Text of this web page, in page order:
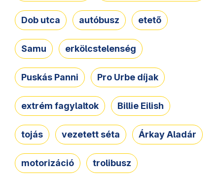
Dob utca autóbusz etető
Samu erkölcstelenség
Puskás Panni Pro Urbe díjak
extrém fagylaltok Billie Eilish
tojás vezetett séta Árkay Aladár
motorizáció trolibusz